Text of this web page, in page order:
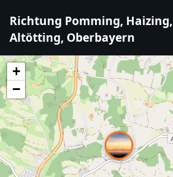
Richtung Pomming, Haizing,
Altötting, Oberbayern
+
−